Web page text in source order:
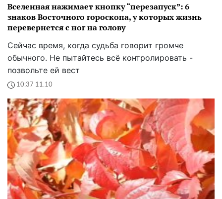
Вселенная нажимает кнопку “перезапуск”: 6
знаков Восточного гороскопа, у которых жизнь
перевернется с ног на голову
Сейчас время, когда судьба говорит громче
обычного. Не пытайтесь всё контролировать -
позвольте ей вест
10:37 11.10